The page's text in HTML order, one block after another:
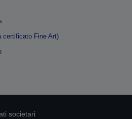
certificato Fine Art)
societari